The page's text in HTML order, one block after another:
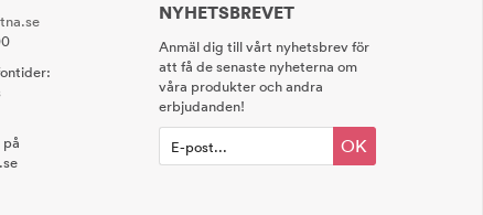
på
NYHETSBREVET
Anmäl dig till vårt nyhetsbrev för
att få de senaste nyheterna om
våra produkter och andra
erbjudanden!
OK